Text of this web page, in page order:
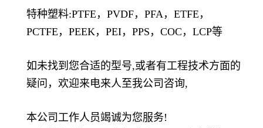
特种塑料:PTFE，PVDF，PFA，ETFE，
PCTFE，PEEK，PEI，PPS，COC，LCP等
如未找到您合适的型号,或者有工程技术方面的
疑问，欢迎来电来人至我公司咨询,
本公司工作人员竭诚为您服务!